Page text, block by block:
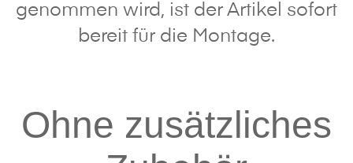
genommen wird, ist der Artikel sofort
bereit für die Montage.
Ohne zusätzliches